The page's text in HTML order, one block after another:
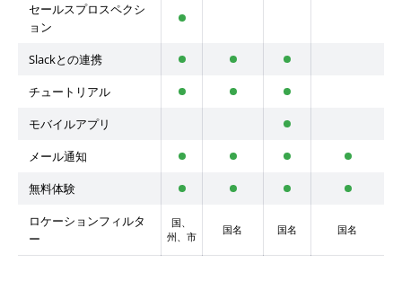
セールスプロスペクシ
ョン
Slackとの連携
チュートリアル
モバイルアプリ
メール通知
無料体験
ロケーションフィルタ
ー
国、
州、市
国名 国名 国名